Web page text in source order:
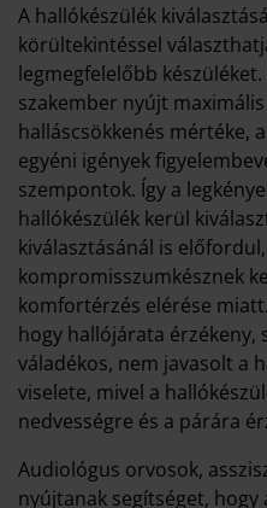
A hallókészülék
körültekintéssel
legmegfelelőbb
szakember nyújt
halláscsökkenés mértéke,
egyéni igények
szempontok. Így a
hallókészülék kerül
kiválasztásánál is
kompromisszumkésznek
komfortérzés elérése
hogy hallójárata érzékeny,
váladékos, nem javasolt a
viselete, mivel a
nedvességre és a párára
Audiológus orvosok,
nyújtanak segítséget, hogy